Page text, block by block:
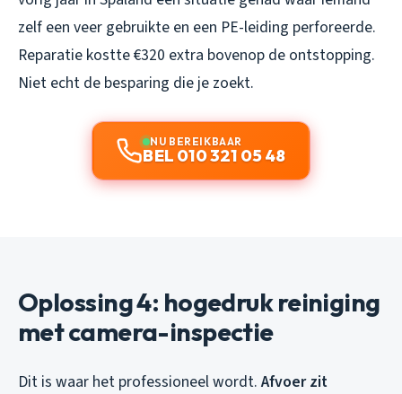
zelf een veer gebruikte en een PE-leiding perforeerde.
Reparatie kostte €320 extra bovenop de ontstopping.
Niet echt de besparing die je zoekt.
NU BEREIKBAAR
BEL 010 321 05 48
Oplossing 4: hogedruk reiniging
met camera-inspectie
Dit is waar het professioneel wordt. Afvoer zit